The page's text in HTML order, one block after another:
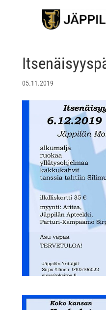
05.11.2019